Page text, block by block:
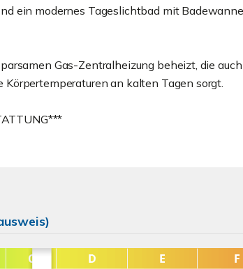
ein modernes Tageslichtbad mit
Gas-Zentralheizung beheizt, die
an kalten Tagen sorgt.